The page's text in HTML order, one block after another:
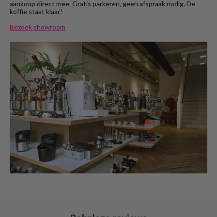
aankoop direct mee. Gratis parkeren, geen afspraak nodig. De
koffie staat klaar!
Bezoek showroom